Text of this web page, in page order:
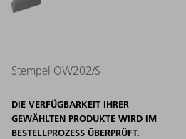
Stempel OW202/S
DIE VERFÜGBARKEIT IHRER
GEWÄHLTEN PRODUKTE WIRD IM
BESTELLPROZESS ÜBERPRÜFT.